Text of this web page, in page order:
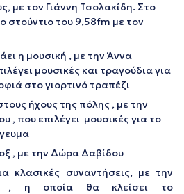
με τον Γιάννη Τσολακίδη. Στο
στούντιο του 9,58fm με τον
η μουσική , με την Άννα
μουσικές και τραγούδια για
στο γιορτινό τραπέζι
ήχους της πόλης , με την
, που επιλέγει μουσικές για το
, με την Δώρα Δαβίδου
συναντήσεις, με την
, η οποία θα κλείσει το